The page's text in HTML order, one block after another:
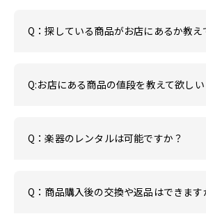
Q：探している商品がお店にあるか教え
Q:お店にある商品の値段を教えて欲しい
Q：楽器のレンタルは可能ですか？
Q：商品購入後の交換や返品はできます